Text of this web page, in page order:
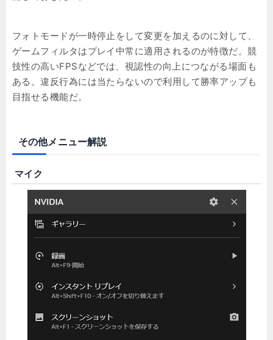
フォトモードが一時停止をして変更を加えるのに対して、
ゲームフィルタはプレイ中常に適用されるのが特徴だ。競
技性の高いFPSなどでは、視認性の向上につながる場面も
ある。違反行為には当たらないので利用して勝率アップも
目指せる機能だ。
その他メニュー解説
マイク